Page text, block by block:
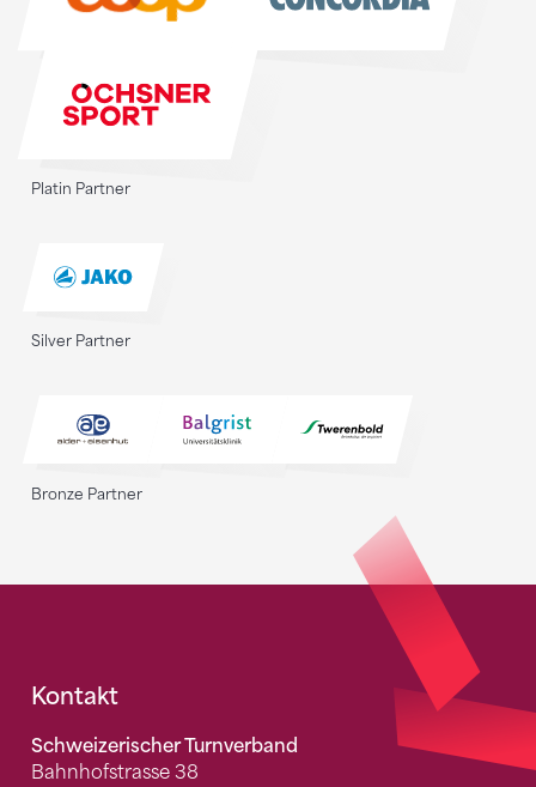
Platin Partner
Silver Partner
Bronze Partner
Fusszeile
Kontakt
Schweizerischer Turnverband
Bahnhofstrasse 38